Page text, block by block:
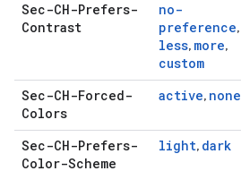
Sec-CH-Prefers-
Contrast
no-
preference,
less, more,
custom
Sec-CH-Forced-
Colors
active, none
Sec-CH-Prefers-
Color-Scheme
light, dark